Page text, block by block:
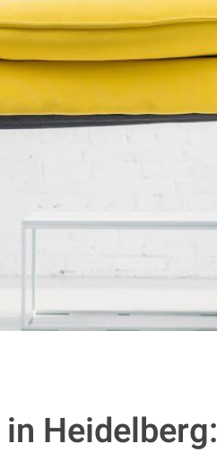
in Heidelberg: